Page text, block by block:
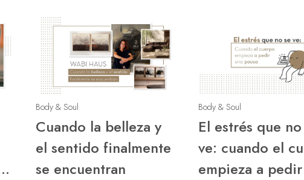
Body & Soul
Cuando la belleza y
el sentido finalmente
se encuentran
Body & Soul
El estrés que
ve: cuando el
empieza a